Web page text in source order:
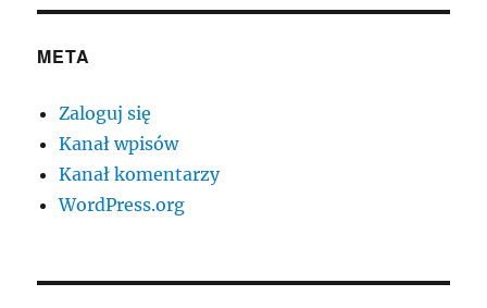
META
Zaloguj się
Kanał wpisów
Kanał komentarzy
WordPress.org